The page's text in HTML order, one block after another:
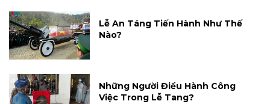
Lễ An Táng Tiến Hành Như Thế
Nào?
Những Người Điều Hành Công
Việc Trong Lễ Tang?